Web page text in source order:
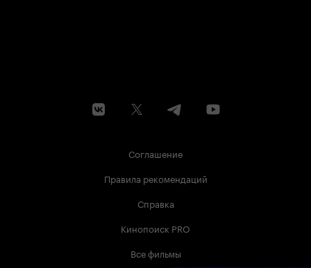
Соглашение
Правила рекомендаций
Справка
Кинопоиск PRO
Все фильмы